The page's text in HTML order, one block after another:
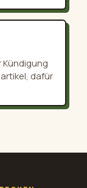
Kündigung
dafür